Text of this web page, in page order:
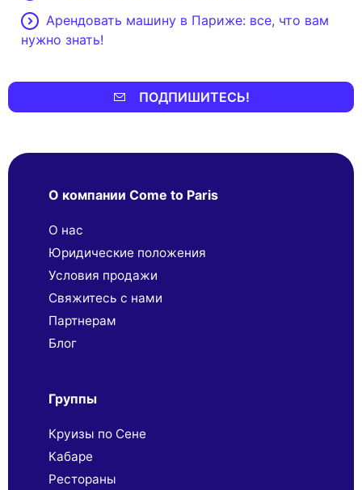
Арендовать машину в Париже: все, что вам
нужно знать!
ПОДПИШИТЕСЬ!
О компании Come to Paris
О нас
Юридические положения
Условия продажи
Свяжитесь с нами
Партнерaм
Блог
Группы
Круизы по Сене
Кабаре
Рестораны